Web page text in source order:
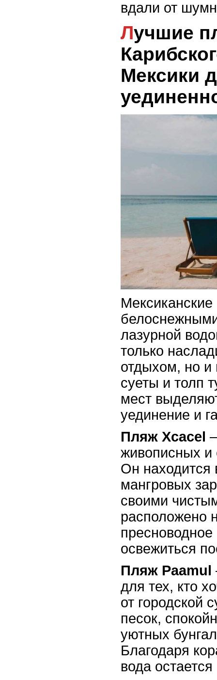
вдали от
Лучшие пляжи
Мексики
лазурной
только
отдыхом, но и
суеты и толп
мест
уединение и
Пляж Xcacel
живописных и
Он находится
мангровых
своими
расположено
освежиться
Пляж Paamul
для тех, кто
от городской
песок,
уютных
Благодаря
вода